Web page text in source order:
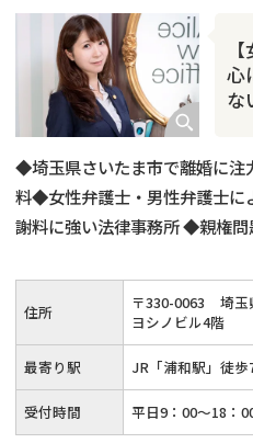
心
な
◆埼玉県さいたま市で離婚に
料◆女性弁護士・男性弁護士
謝料に強い法律事務所 ◆親権
住所 〒330-0063
埼玉
ヨシノビル4階
最寄り駅 JR「浦和駅」徒歩
受付時間 平日9：00～18：